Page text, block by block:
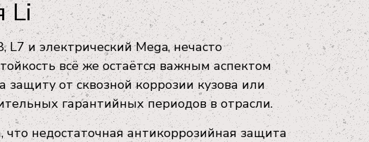
Li
и электрический Mega, нечасто
всё же остаётся важным аспектом
от сквозной коррозии кузова или
гарантийных периодов в отрасли.
недостаточная антикоррозийная защита